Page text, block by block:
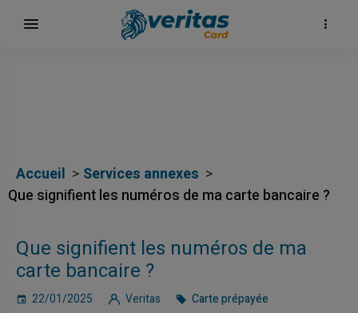
Accueil
Services annexes
Que signifient les numéros de ma carte bancaire ?
Que signifient les numéros de ma
carte bancaire ?
22/01/2025 Veritas Carte prépayée